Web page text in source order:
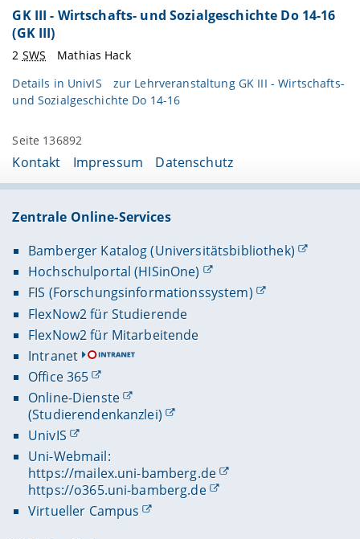
GK III - Wirtschafts- und Sozialgeschichte Do 14-16
(GK III)
2 SWS
Mathias Hack
Details in UnivIS
zur Lehrveranstaltung GK III - Wirtschafts-
und Sozialgeschichte Do 14-16
Seite 136892
Kontakt Impressum Datenschutz
Zentrale Online-Services
Bamberger Katalog (Universitätsbibliothek)
Hochschulportal (HISinOne)
FIS (Forschungsinformationssystem)
FlexNow2 für Studierende
FlexNow2 für Mitarbeitende
Intranet
Office 365
Online-Dienste
(Studierendenkanzlei)
UnivIS
Uni-Webmail:
https://mailex.uni-bamberg.de
https://o365.uni-bamberg.de
Virtueller Campus